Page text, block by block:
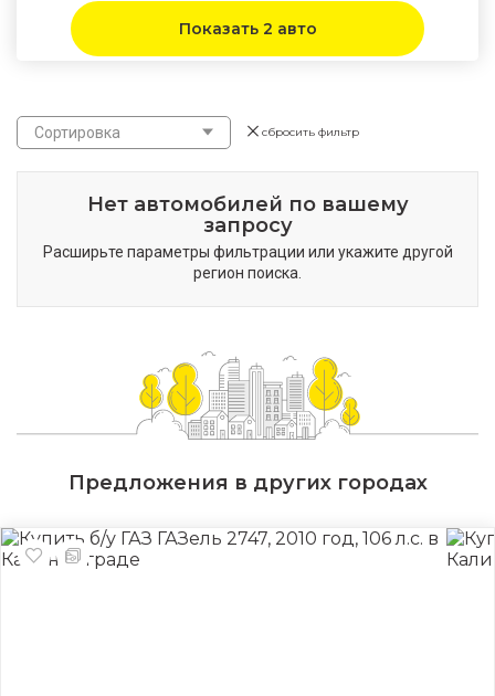
Показать 2 авто
Сортировка сбросить фильтр
Нет автомобилей по вашему
запросу
Расширьте параметры фильтрации или укажите другой
регион поиска.
Предложения в других городах